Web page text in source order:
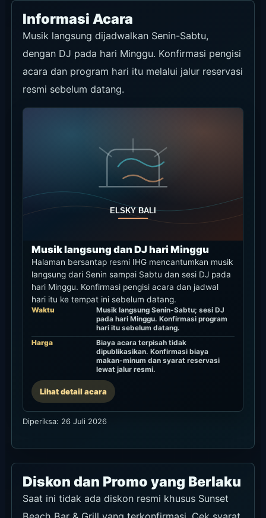
Informasi Acara
Musik langsung dijadwalkan Senin-Sabtu,
dengan DJ pada hari Minggu. Konfirmasi pengisi
acara dan program hari itu melalui jalur reservasi
resmi sebelum datang.
Musik langsung dan DJ hari Minggu
Halaman bersantap resmi IHG mencantumkan musik
langsung dari Senin sampai Sabtu dan sesi DJ pada
hari Minggu. Konfirmasi pengisi acara dan jadwal
hari itu ke tempat ini sebelum datang.
Waktu
Musik langsung Senin-Sabtu; sesi DJ
pada hari Minggu. Konfirmasi program
hari itu sebelum datang.
Harga
Biaya acara terpisah tidak
dipublikasikan. Konfirmasi biaya
makan-minum dan syarat reservasi
lewat jalur resmi.
Lihat detail acara
Diperiksa: 26 Juli 2026
Diskon dan Promo yang Berlaku
Saat ini tidak ada diskon resmi khusus Sunset